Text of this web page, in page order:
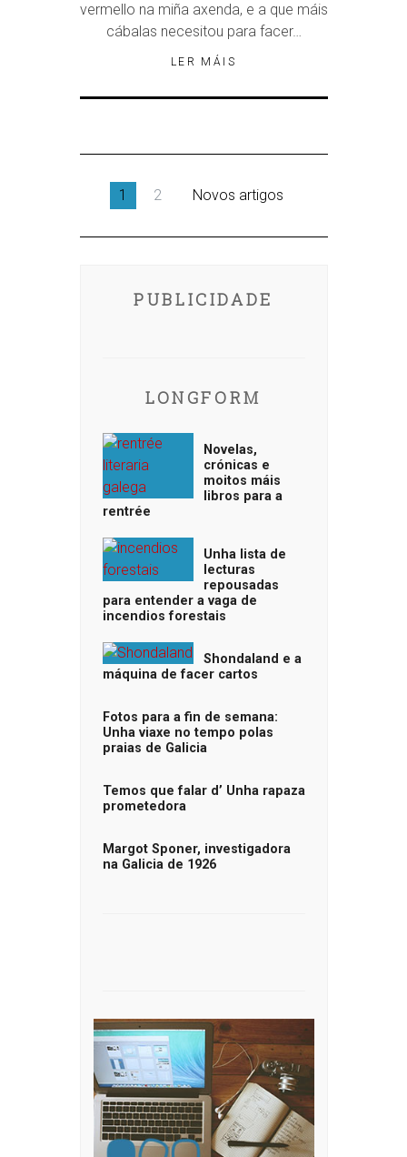
vermello na miña axenda, e a que máis
cábalas necesitou para facer…
LER MÁIS
1 2 Novos artigos
PUBLICIDADE
LONGFORM
Novelas,
crónicas e
moitos máis
libros para a
rentrée
Unha lista de
lecturas
repousadas
para entender a vaga de
incendios forestais
Shondaland e a
máquina de facer cartos
Fotos para a fin de semana:
Unha viaxe no tempo polas
praias de Galicia
Temos que falar d’ Unha rapaza
prometedora
Margot Sponer, investigadora
na Galicia de 1926